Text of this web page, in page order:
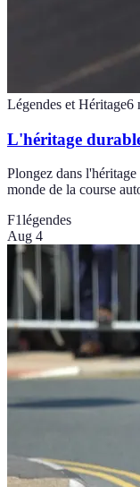
Légendes et Héritage6
L'héritage
Plongez dans
monde de la course
F1légendes
Aug 4